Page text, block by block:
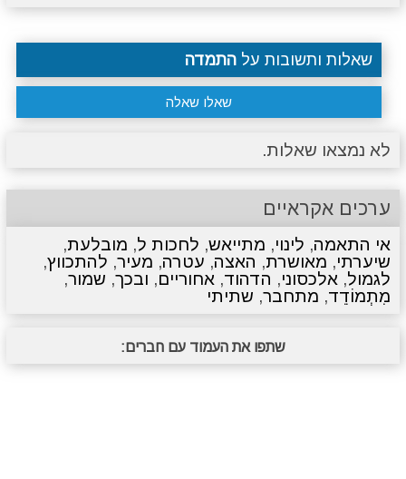
שאלות ותשובות על התמדה
שאלו שאלה
לא נמצאו שאלות.
ערכים אקראיים
אי התאמה, לינוי, מתייאש, לחכות ל, מובלעת,
שיערתי, מאושרת, האצה, עטרה, מעיר, להתכווץ,
לגמול, אלכסוני, הדהוד, אחוריים, ובכך, שמור,
מִתְמוֹדֵד, מתחבר, שתיתי
שתפו את העמוד עם חברים: